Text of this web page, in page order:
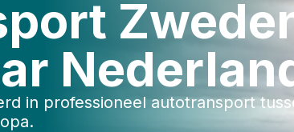
in professioneel autotransport